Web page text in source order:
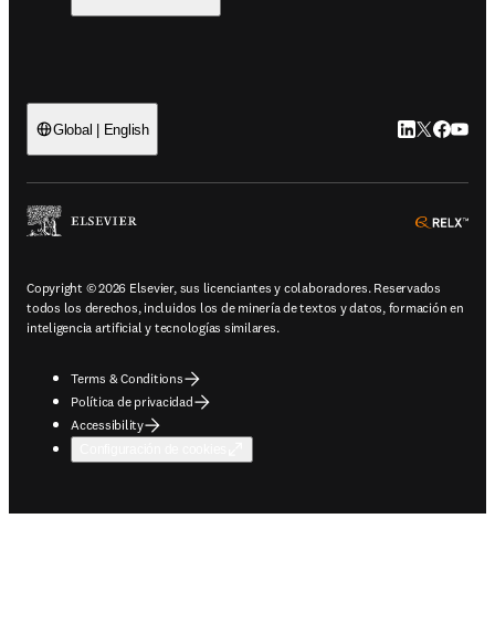
Global | English LinkedIn se
Twitter se
Copyright © 2026 Elsevier, sus licenciantes y colaboradores. Reservados
todos los derechos, incluidos los de minería de textos y datos, formación en
inteligencia artificial y tecnologías similares.
Terms & Conditions
Política de privacidad
Accessibility